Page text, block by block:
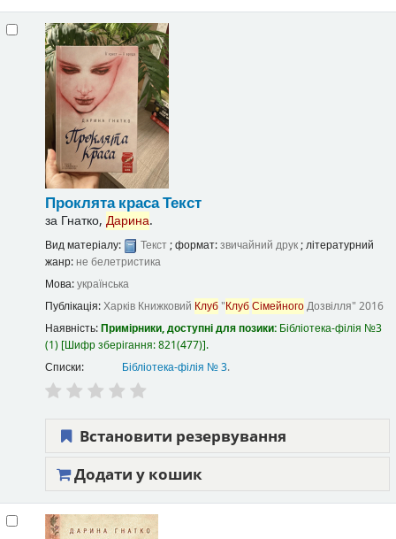
Проклята красаТекст
за Гнатко, Дарина.
Вид матеріалу: Текст; формат:звичайний друк; літературний
жанр: не белетристика
Мова:українська
Публікація:Харків Книжковий Клуб"КлубСімейногоДозвілля" 2016
Наявність:Примірники, доступні для позики: Бібліотека-філія №3
(1) Шифр зберігання:821(477) .
Списки:
Бібліотека-філія № 3.
Встановити резервування
Додати у кошик